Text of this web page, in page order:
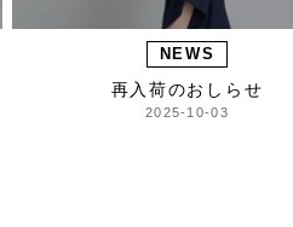
NEWS
再入荷のおしらせ
2025-10-03